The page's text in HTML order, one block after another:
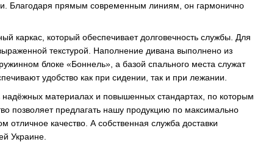
Благодаря прямым современным линиям, он гармонично
каркас, который обеспечивает долговечность службы. Для
текстурой. Наполнение дивана выполнено из
блоке «Боннель», а базой спального места служат
удобство как при сидении, так и при лежании.
надёжных материалах и повышенных стандартах, по которым
позволяет предлагать нашу продукцию по максимально
отличное качество. А собственная служба доставки
Украине.